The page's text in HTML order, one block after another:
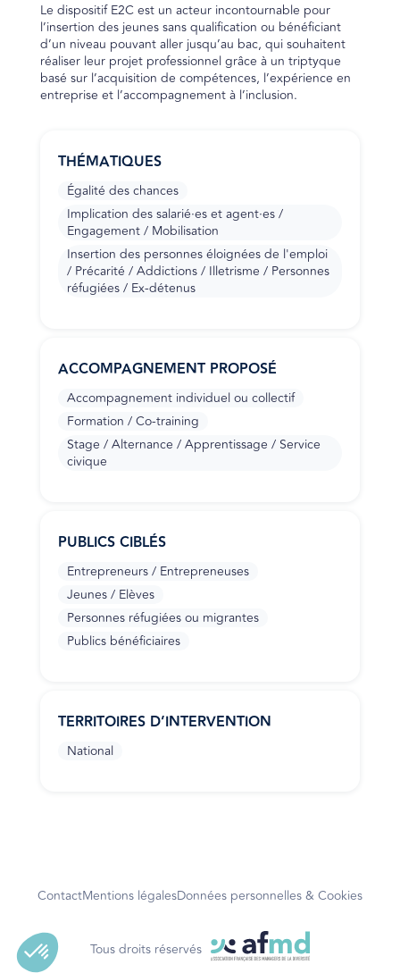
Le dispositif E2C est un acteur incontournable pour
l’insertion des jeunes sans qualification ou bénéficiant
d’un niveau pouvant aller jusqu’au bac, qui souhaitent
réaliser leur projet professionnel grâce à un triptyque
basé sur l’acquisition de compétences, l’expérience en
entreprise et l’accompagnement à l’inclusion.
THÉMATIQUES
Égalité des chances
Implication des salarié·es et agent·es /
Engagement / Mobilisation
Insertion des personnes éloignées de l'emploi
/ Précarité / Addictions / Illetrisme / Personnes
réfugiées / Ex-détenus
ACCOMPAGNEMENT PROPOSÉ
Accompagnement individuel ou collectif
Formation / Co-training
Stage / Alternance / Apprentissage / Service
civique
PUBLICS CIBLÉS
Entrepreneurs / Entrepreneuses
Jeunes / Elèves
Personnes réfugiées ou migrantes
Publics bénéficiaires
TERRITOIRES D’INTERVENTION
National
ContactMentions légalesDonnées personnelles & Cookies
Tous droits réservés